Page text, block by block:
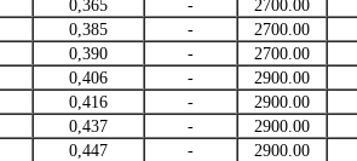
0,365 - 2700.00
0,385 - 2700.00
0,390 - 2700.00
0,406 - 2900.00
0,416 - 2900.00
0,437 - 2900.00
0,447 - 2900.00